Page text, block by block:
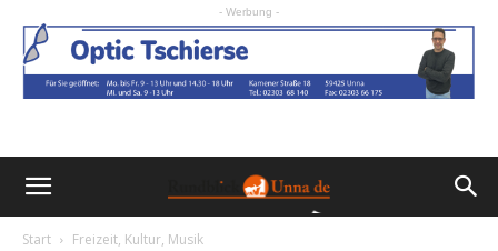
- Werbung -
Start Freizeit, Kultur, Musik